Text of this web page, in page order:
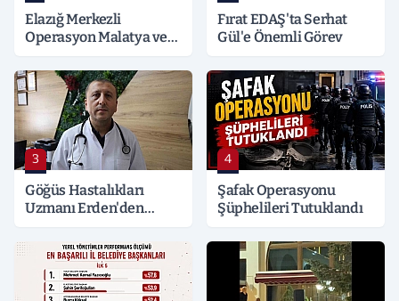
Elazığ Merkezli
Operasyon Malatya ve
Detaylar Merak Konusu
Fırat EDAŞ'ta Serhat
Gül'e Önemli Görev
3
Göğüs Hastalıkları
Uzmanı Erden'den
4
Şafak Operasyonu
Şüphelileri Tutuklandı